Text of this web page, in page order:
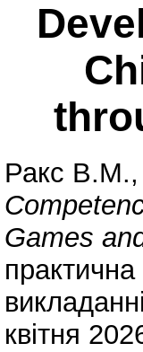
Ракс В.М.,
Games
практична
квітня